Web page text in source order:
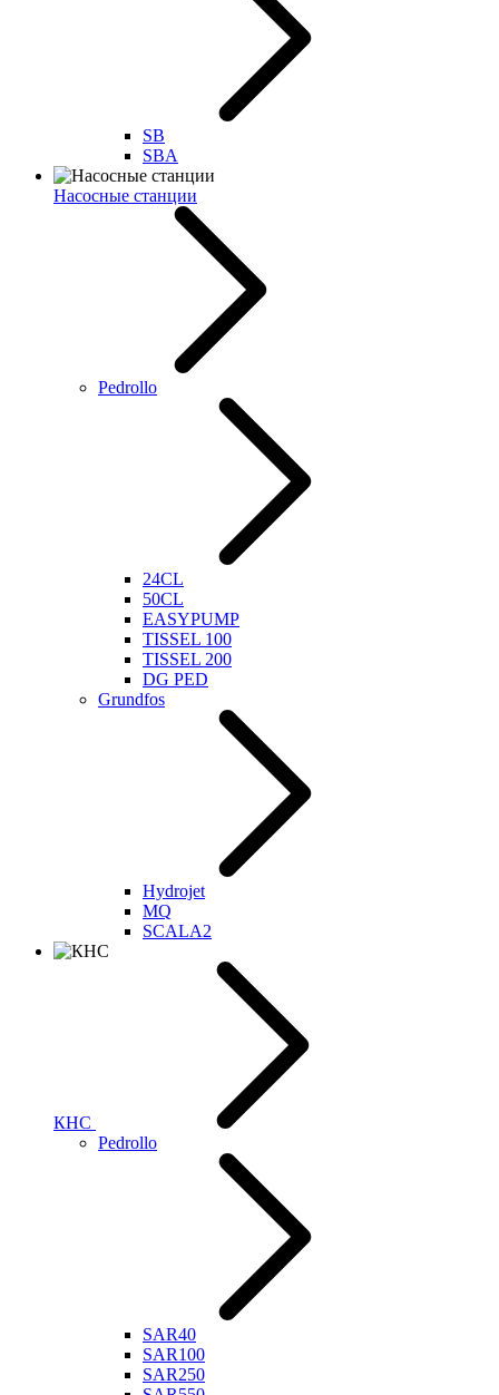
SB
SBA
Насосные станции
Pedrollo
24CL
50CL
EASYPUMP
TISSEL 100
TISSEL 200
DG PED
Grundfos
Hydrojet
MQ
SCALA2
КНС
Pedrollo
SAR40
SAR100
SAR250